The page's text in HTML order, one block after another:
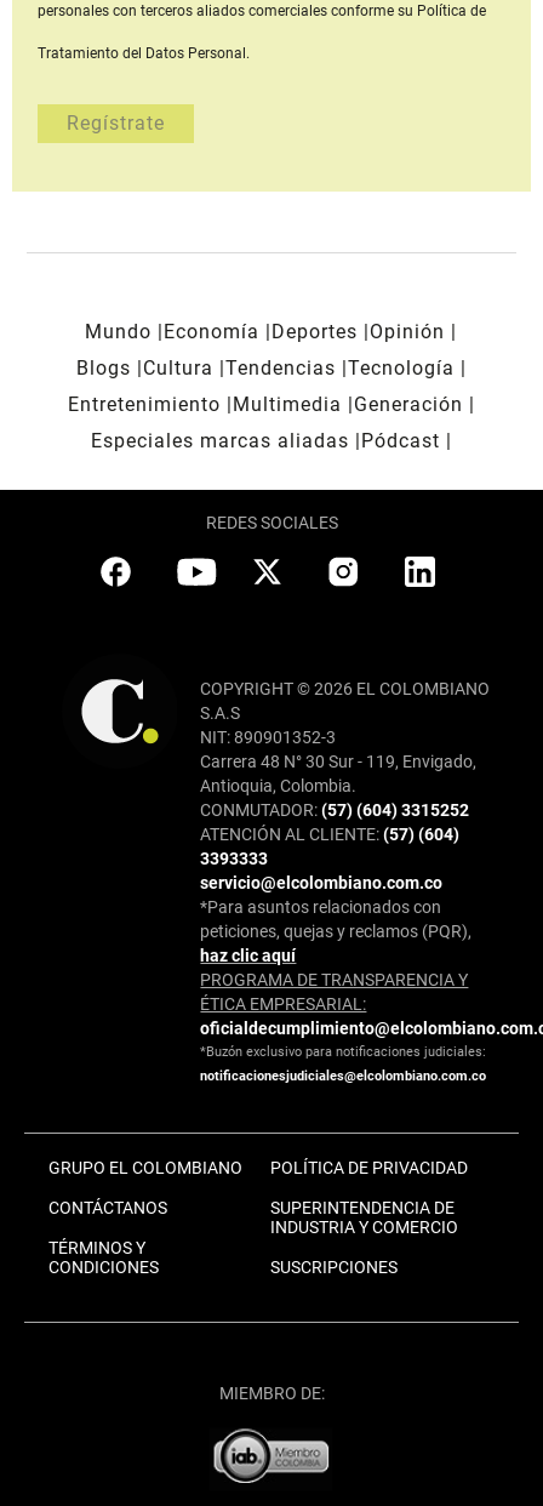
personales con terceros aliados comerciales conforme su Política de
Tratamiento del Datos Personal.
Mundo Economía Deportes
Opinión
Blogs
Cultura Tendencias Tecnología
Entretenimiento
Multimedia
Generación
Especiales marcas aliadas
Pódcast
REDES SOCIALES
COPYRIGHT © 2026 EL COLOMBIANO
S.A.S
NIT: 890901352-3
Carrera 48 N° 30 Sur - 119, Envigado,
Antioquia, Colombia.
CONMUTADOR:(57) (604) 3315252
ATENCIÓN AL CLIENTE:(57) (604)
3393333
servicio@elcolombiano.com.co
*Para asuntos relacionados con
peticiones, quejas y reclamos (PQR),
haz clic aquí
PROGRAMA DE TRANSPARENCIA Y
ÉTICA EMPRESARIAL:
*Buzón exclusivo para notificaciones judiciales:
notificacionesjudiciales@elcolombiano.com.co
GRUPO EL COLOMBIANO
CONTÁCTANOS
TÉRMINOS Y
CONDICIONES
POLÍTICA DE PRIVACIDAD
SUPERINTENDENCIA DE
INDUSTRIA Y COMERCIO
SUSCRIPCIONES
MIEMBRO DE: